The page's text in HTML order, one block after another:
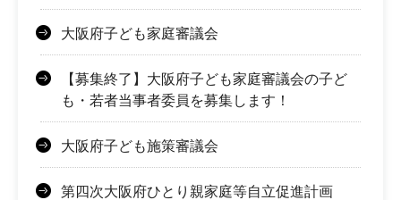
大阪府子ども家庭審議会
【募集終了】大阪府子ども家庭審議会の子ど
も・若者当事者委員を募集します！
大阪府子ども施策審議会
第四次大阪府ひとり親家庭等自立促進計画